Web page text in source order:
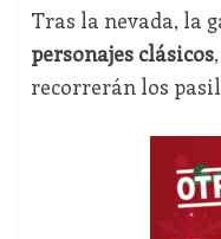
Tras la nevada, la
personajes clásicos
recorrerán los